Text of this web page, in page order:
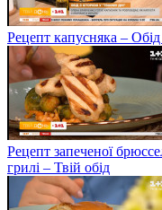
Рецепт капусняка –
Рецепт запеченої
грилі – Твій обід